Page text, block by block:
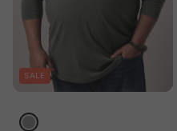
SALE